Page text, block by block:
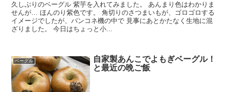
久しぶりのベーグル 紫芋を入れてみました。 あんまり色はわかりま
せんが… ほんのり紫色です。 角切りのさつまいもが、ゴロゴロする
イメージでしたが、パンコネ機の中で 見事にあとかたなく生地に混
ざりました。 今日はちょっと小...
ベーグル
自家製あんこでよもぎベーグル！
と最近の晩ご飯